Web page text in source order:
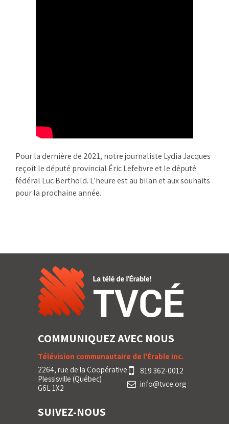
Pour la dernière de 2021, notre journaliste Lydia Jacques
reçoit le député provincial Éric Lefebvre et le député
fédéral Luc Berthold. L’heure est au bilan et aux souhaits
pour la prochaine année.
COMMUNIQUEZ AVEC NOUS
Télévision communautaire de l'Érable inc.
2264, rue de la Coopérative
Plessisville (Québec)
G6L 1X2
819 362-0012
info@tvce.org
SUIVEZ-NOUS